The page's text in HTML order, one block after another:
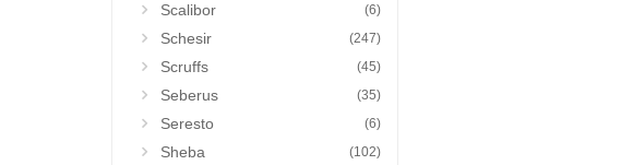
Scalibor (6)
Schesir (247)
Scruffs (45)
Seberus (35)
Seresto (6)
Sheba (102)